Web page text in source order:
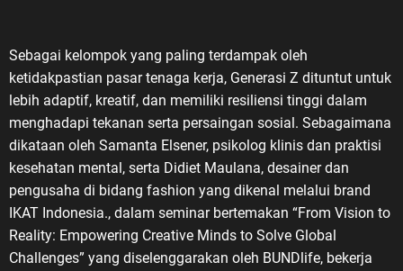
Sebagai kelompok yang paling terdampak oleh
ketidakpastian pasar tenaga kerja, Generasi Z dituntut untuk
lebih adaptif, kreatif, dan memiliki resiliensi tinggi dalam
menghadapi tekanan serta persaingan sosial. Sebagaimana
dikataan oleh Samanta Elsener, psikolog klinis dan praktisi
kesehatan mental, serta Didiet Maulana, desainer dan
pengusaha di bidang fashion yang dikenal melalui brand
IKAT Indonesia., dalam seminar bertemakan “From Vision to
Reality: Empowering Creative Minds to Solve Global
Challenges” yang diselenggarakan oleh BUNDlife, bekerja